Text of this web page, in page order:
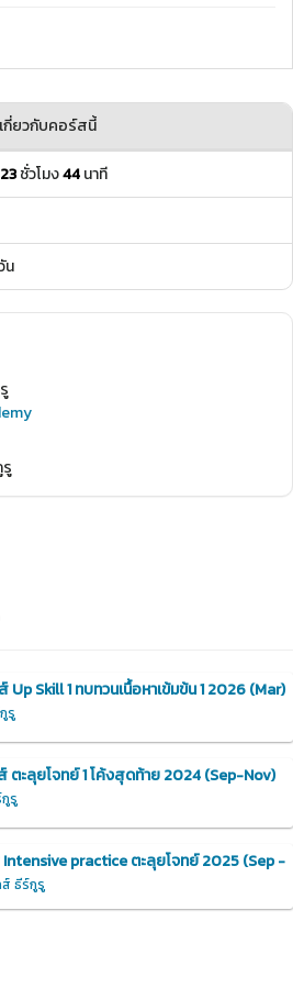
เกี่ยวกับคอร์สนี้
23ชั่วโมง44นาที
น
Skill 1 ทบทวนเนื้อหาเข้มข้น 1 2026 (Mar)
รู
ะลุยโจทย์ 1 โค้งสุดท้าย 2024 (Sep-Nov)
รู
practice ตะลุยโจทย์ 2025 (Sep -
ธีร์กูรู